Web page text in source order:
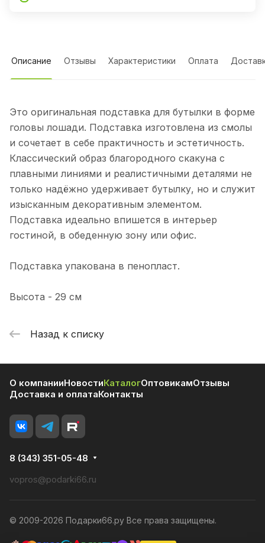
Описание Отзывы Характеристики Оплата
Это оригинальная подставка для бутылки в форме
головы лошади. Подставка изготовлена из смолы
и сочетает в себе практичность и эстетичность.
Классический образ благородного скакуна с
плавными линиями и реалистичными деталями не
только надёжно удерживает бутылку, но и служит
изысканным декоративным элементом.
Подставка идеально впишется в интерьер
гостиной, в обеденную зону или офис.
Подставка упакована в пенопласт.
Высота - 29 см
Назад к списку
О компанииНовостиКаталогОптовикамОтзывы
Доставка и оплатаКонтакты
8 (343) 351-05-48
vopros@podarki66.ru
© 2009-2026 Подарки66.ру Все права защищены.